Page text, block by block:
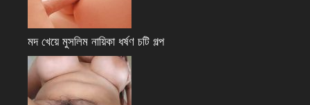
মদ খেয়ে মুসলিম নায়িকা ধর্ষণ চটি গল্প